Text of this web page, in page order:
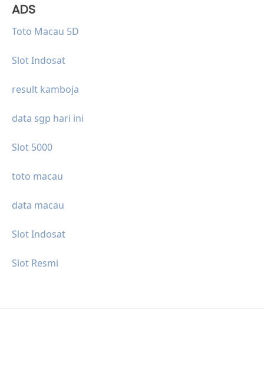
ADS
Toto Macau 5D
Slot Indosat
result kamboja
data sgp hari ini
Slot 5000
toto macau
data macau
Slot Indosat
Slot Resmi